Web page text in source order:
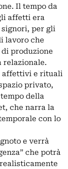
Il tempo da
affetti era
signori, per gli
lavoro che
produzione
relazionale.
affettivi e rituali
privato,
della
che narra la
con lo
e verrà
che potrà